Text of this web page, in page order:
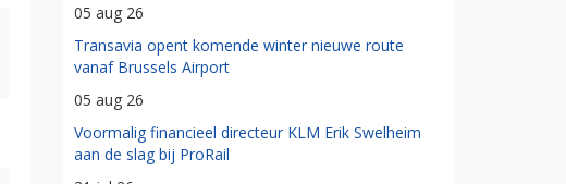
05 aug 26
Transavia opent komende winter nieuwe route
vanaf Brussels Airport
05 aug 26
Voormalig financieel directeur KLM Erik Swelheim
aan de slag bij ProRail